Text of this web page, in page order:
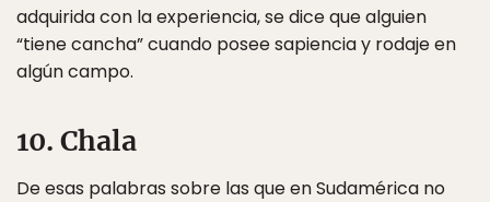
adquirida con la experiencia, se dice que alguien
“tiene cancha” cuando posee sapiencia y rodaje en
algún campo.
10. Chala
De esas palabras sobre las que en Sudamérica no